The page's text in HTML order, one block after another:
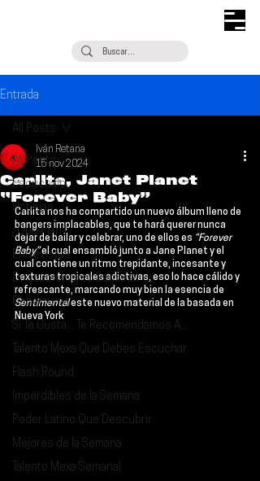
Entrada
All Posts
Escúchalo
Noticias
¿Qué Plan?
Entrevistas
Descubrimiento Semanal
Coberturas
Si Te Gusta... Te Recomendamos A...
Talento Mexa Que Debes Escuchar
Flash Round
Imperdibles de la Semana
Poder Latino Que Descubrir
Mejores de la Semana
Talento Mexa Semanal
All Posts
Carlita, Janet Planet
“Forever Baby”
Iván Retana
15 nov 2024
Carlita nos ha compartido un nuevo álbum lleno de
bangers implacables, que te hará querer nunca
dejar de bailar y celebrar, uno de ellos es “Forever
Baby” el cual ensambló junto a Jane Planet y el
cual contiene un ritmo trepidante, incesante y
texturas tropicales adictivas, eso lo hace cálido y
refrescante, marcando muy bien la esencia de
Sentimental este nuevo material de la basada en
Nueva York